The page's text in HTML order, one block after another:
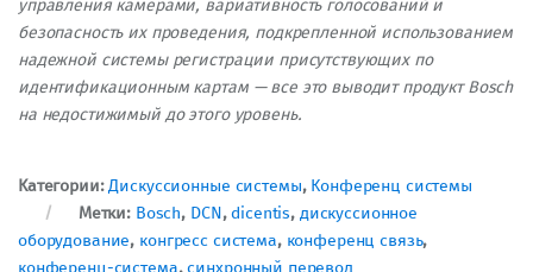
управления камерами, вариативность голосований и
безопасность их проведения, подкрепленной использованием
надежной системы регистрации присутствующих по
идентификационным картам — все это выводит продукт Bosch
на недостижимый до этого уровень.
Категории:Дискуссионные системы, Конференц системы
Метки: Bosch, DCN,dicentis, дискуссионное
оборудование, конгресс система, конференц связь,